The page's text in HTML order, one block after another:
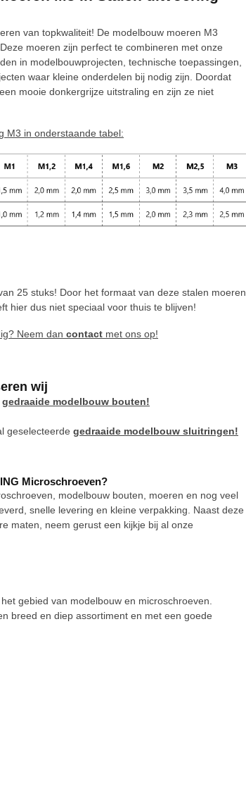
van topkwaliteit! De modelbouw moeren M3
moeren zijn perfect te combineren met onze
in modelbouwprojecten, technische toepassingen,
waar kleine onderdelen bij nodig zijn. Doordat
mooie donkergrijze uitstraling en zijn ze niet
M3 in onderstaande tabel:
25 stuks! Door het formaat van deze stalen moeren
hier dus niet speciaal voor thuis te blijven!
Neem dan contact met ons op!
wij
gedraaide modelbouw bouten!
geselecteerde gedraaide modelbouw sluitringen!
Microschroeven?
modelbouw bouten, moeren en nog veel
snelle levering en kleine verpakking. Naast deze
maten, neem gerust een kijkje bij al onze
gebied van modelbouw en microschroeven.
breed en diep assortiment en met een goede